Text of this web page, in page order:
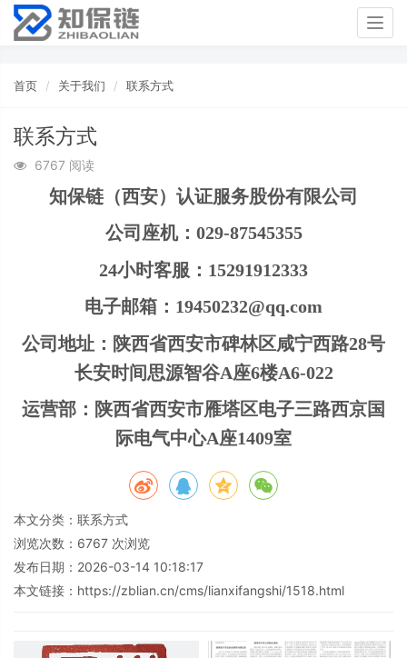
首页 关于我们 联系方式
联系方式
6767 阅读
知保链（西安）认证服务股份有限公司
公司座机：029-87545355
24小时客服 ：15291912333
电子邮箱：19450232@qq.com
公司地址：陕西省西安市碑林区咸宁西路28号
长安时间思源智谷A座6楼A6-022
运营部：陕西省西安市雁塔区电子三路西京国
际电气中心A座1409室
本文分类： 联系方式
浏览次数： 6767 次浏览
发布日期：2026-03-14 10:18:17
本文链接： https://zblian.cn/cms/lianxifangshi/1518.html